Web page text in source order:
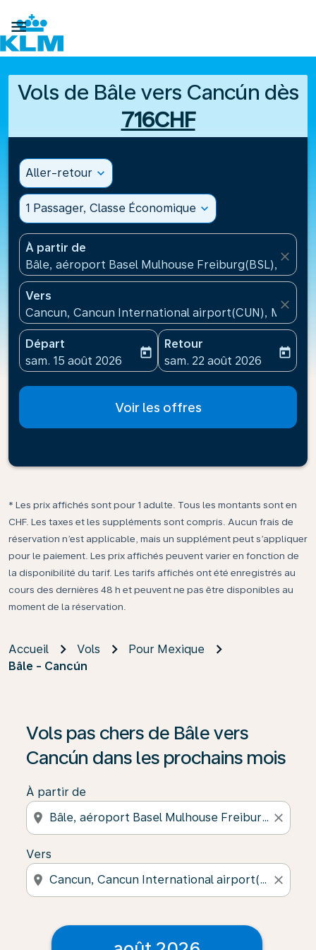

Vols de Bâle vers Cancún dès
716CHF
Aller-retour expand_more
1 Passager, Classe Économique expand_more
À partir de
Bâle, aéroport Basel Mulhouse Freiburg(BSL), Suisse
close
Vers
Cancun, Cancun International airport(CUN),
close
Départ
fc-booking-departure-date-aria-label
sam. 15 août 2026
today
Retour
fc-booking-return-date-
sam. 22 août 2026
today
Voir les offres
* Les prix affichés sont pour 1 adulte. Tous les montants sont en
CHF. Les taxes et les suppléments sont compris. Aucun frais de
réservation n’est applicable, mais un supplément peut s’appliquer
pour le paiement. Les prix affichés peuvent varier en fonction de
la disponibilité du tarif. Les tarifs affichés ont été enregistrés au
cours des dernières 48 h et peuvent ne pas être disponibles au
moment de la réservation.
Accueil Vols
Pour Mexique
Bâle - Cancún
Vols pas chers de Bâle vers
Cancún dans les prochains mois
À partir de
location_on close
Vers
location_on close